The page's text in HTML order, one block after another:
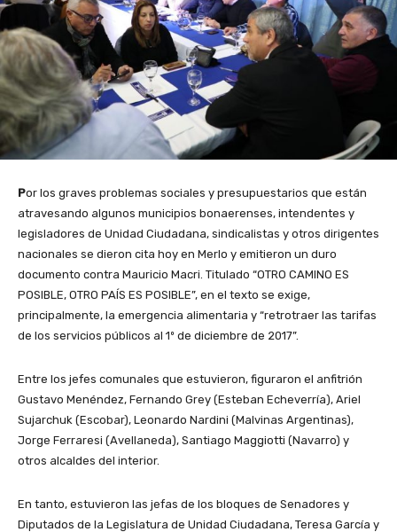
Por los graves problemas sociales y presupuestarios que están
atravesando algunos municipios bonaerenses, intendentes y
legisladores de Unidad Ciudadana, sindicalistas y otros dirigentes
nacionales se dieron cita hoy en Merlo y emitieron un duro
documento contra Mauricio Macri. Titulado “OTRO CAMINO ES
POSIBLE, OTRO PAÍS ES POSIBLE”, en el texto se exige,
principalmente, la emergencia alimentaria y “retrotraer las tarifas
de los servicios públicos al 1º de diciembre de 2017”.
Entre los jefes comunales que estuvieron, figuraron el anfitrión
Gustavo Menéndez, Fernando Grey (Esteban Echeverría), Ariel
Sujarchuk (Escobar), Leonardo Nardini (Malvinas Argentinas),
Jorge Ferraresi (Avellaneda), Santiago Maggiotti (Navarro) y
otros alcaldes del interior.
En tanto, estuvieron las jefas de los bloques de Senadores y
Diputados de la Legislatura de Unidad Ciudadana, Teresa García y